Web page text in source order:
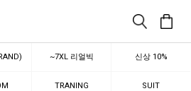
~7XL 리얼빅 신상 10%
TRANING SUIT